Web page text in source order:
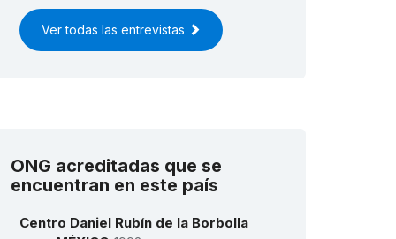
Ver todas las entrevistas
ONG acreditadas que se
encuentran en este país
Centro Daniel Rubín de la Borbolla